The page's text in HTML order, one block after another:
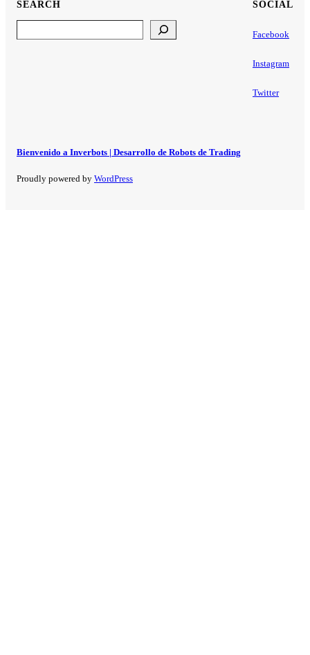
SEARCH SOCIAL
Facebook
Instagram
Twitter
Bienvenido a Inverbots | Desarrollo de Robots de Trading
Proudly powered by WordPress